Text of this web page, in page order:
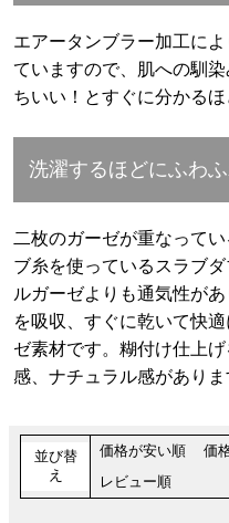
エアータンブラー加工に
ていますので、肌への馴
ちいい！とすぐに分かるほ
洗濯するほどにふわ
二枚のガーゼが重なって
ブ糸を使っているスラブ
ルガーゼよりも通気性が
を吸収、すぐに乾いて快
ゼ素材です。糊付け仕上
感、ナチュラル感がありま
並び替
え
価格が安い順 価
レビュー順